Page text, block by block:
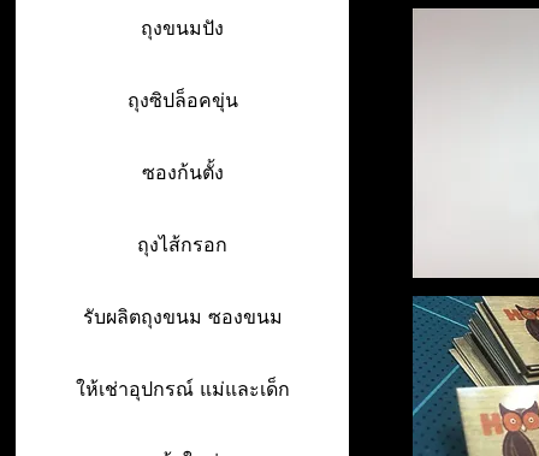
ถุงขนมปัง
ถุงซิปล็อคขุ่น
ซองก้นตั้ง
ถุงไส้กรอก
รับผลิตถุงขนม ซองขนม
ให้เช่าอุปกรณ์ แม่และเด็ก